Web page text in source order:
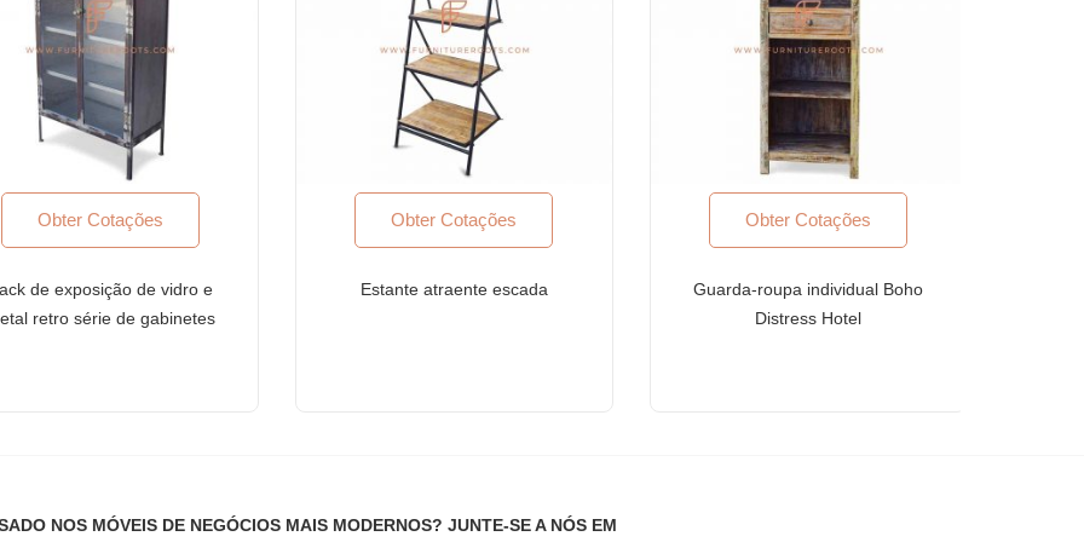
aberto, corporações multinacionais (MNCs)
ISO-9001: 2015. Nossos produtos atendem aos mais altos padrões internacionais de qualidade
altamente aclamado de móveis comerciais sob medida com certificação ISO 9001: 2015.
Obter Cotações
de exposição de vidro e
retro série de gabinetes
Obter Cotações
Estante atraente escada
Obter Cotações
Guarda-roupa individual Boho
Distress Hotel
NOS MÓVEIS DE NEGÓCIOS MAIS MODERNOS? JUNTE-SE A NÓS EM